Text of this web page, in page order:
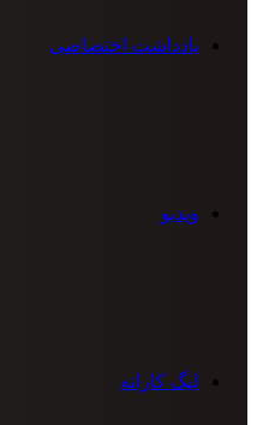
یادداشت اختصاصی
ویدیو
لیگ کاراته